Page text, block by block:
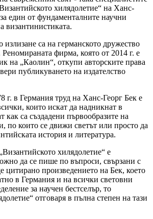
хилядолетие“ на Ханс-
един от фундаменталните научни
византинистиката.
излизане са на германското дружество
фирма, която от 2014 г. е
на „Каолин“, откупи авторските права
публикуването на издателство
г. в Германия труд на Ханс-Георг Бек е
които искат да надникнат в
как са създадени първообразите на
по които се движи светът или просто да
история и литература.
хилядолетие“ е
да се пише по въпроси, свързани с
цитирано произведението на Бек, което
в Германия и на всички световни
за научен бестселър, то
отговаря в пълна степен на тази